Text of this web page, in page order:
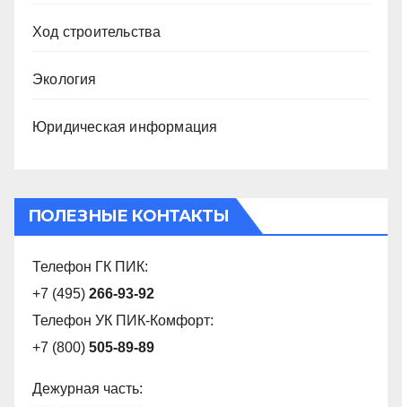
Ход строительства
Экология
Юридическая информация
ПОЛЕЗНЫЕ КОНТАКТЫ
Телефон ГК ПИК:
+7 (495) 266-93-92
Телефон УК ПИК-Комфорт:
+7 (800) 505-89-89
Дежурная часть: